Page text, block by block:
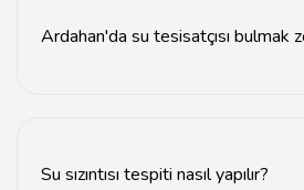
Ardahan'da su tesisatçısı bulmak
Su sızıntısı tespiti nasıl yapılır?